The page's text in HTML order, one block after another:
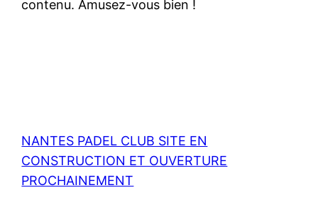
12:00 – 12:30
reserve reserve reserve reserve
contenu. Amusez-vous bien !
NANTES PADEL CLUB SITE EN
CONSTRUCTION ET OUVERTURE
PROCHAINEMENT